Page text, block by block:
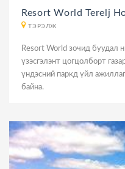
Resort World Terelj
ТЭРЭЛЖ
Resort World зочид буудал
үзэсгэлэнт цогцолборт
үндэсний паркд үйл
байна.